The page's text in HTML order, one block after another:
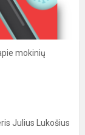
mokinių
Julius Lukošius